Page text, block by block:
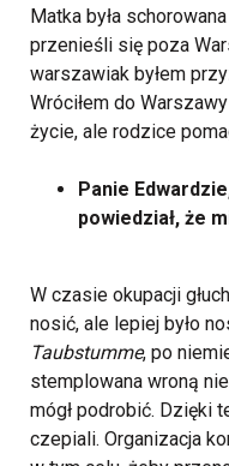
Matka była
przenieśli się poza
warszawiak byłem
Wróciłem do
życie, ale rodzice
Panie
powiedział, że
W czasie okupacji
nosić, ale lepiej było
Taubstumme, po
stemplowana wroną
mógł podrobić. Dzięki
czepiali. Organizacja